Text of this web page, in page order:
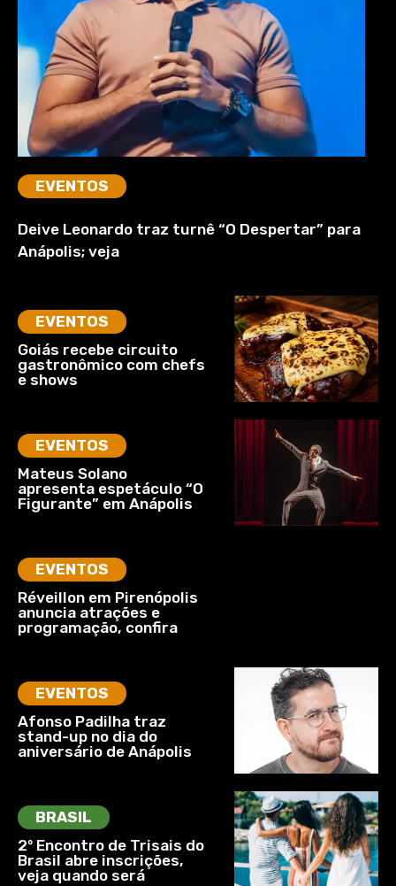
EVENTOS
Deive Leonardo traz turnê “O Despertar” para
Anápolis; veja
EVENTOS
Goiás recebe circuito
gastronômico com chefs
e shows
EVENTOS
Mateus Solano
apresenta espetáculo “O
Figurante” em Anápolis
EVENTOS
Réveillon em Pirenópolis
anuncia atrações e
programação, confira
EVENTOS
Afonso Padilha traz
stand-up no dia do
aniversário de Anápolis
BRASIL
2º Encontro de Trisais do
Brasil abre inscrições,
veja quando será